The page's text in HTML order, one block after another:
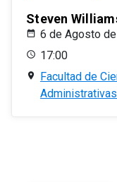
Steven
6 de Agosto
17:00
Facultad de